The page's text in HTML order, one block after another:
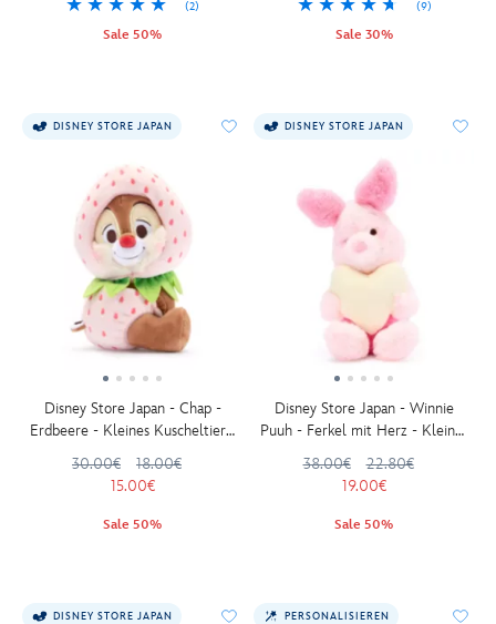
(2)
Sale 50%
(9)
Sale 30%
DISNEY STORE JAPAN
Disney Store Japan - Chap -
Erdbeere - Kleines Kuscheltier -
30.00€
18.00€
15.00€
Sale 50%
DISNEY STORE JAPAN
Disney Store Japan - Winnie
Puuh - Ferkel mit Herz - Kleines
38.00€
22.80€
19.00€
Sale 50%
DISNEY STORE JAPAN PERSONALISIEREN